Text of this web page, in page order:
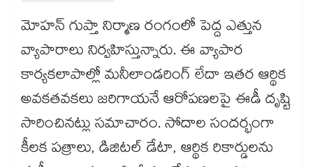
మోహన్ గుప్తా నిర్మాణ రంగంలో పెద్ద ఎత్తున
వ్యాపారాలు నిర్వహిస్తున్నారు. ఈ వ్యాపార
కార్యకలాపాల్లో మనీలాండరింగ్ లేదా ఇతర ఆర్థిక
అవకతవకలు జరిగాయనే ఆరోపణలపై ఈడీ దృష్టి
సారించినట్లు సమాచారం. సోదాల సందర్భంగా
కీలక పత్రాలు, డిజిటల్ డేటా, ఆర్థిక రికార్డులను